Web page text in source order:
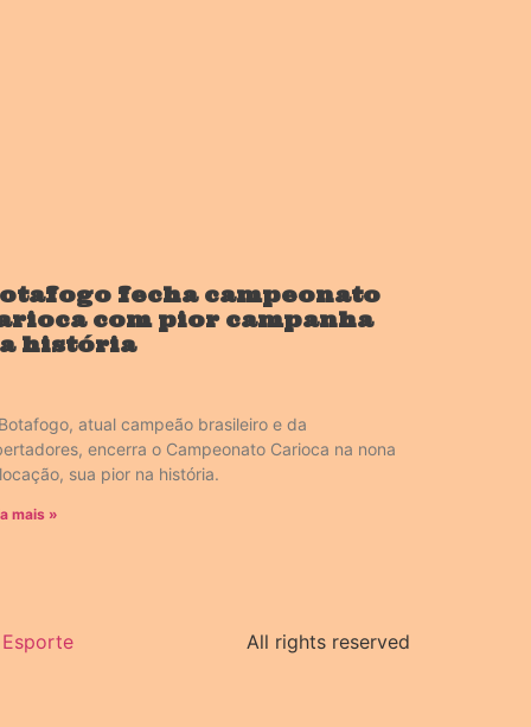
fecha campeonato
com pior campanha
história
atual campeão brasileiro e da
encerra o Campeonato Carioca na nona
sua pior na história.
mais »
Esporte All rights reserved